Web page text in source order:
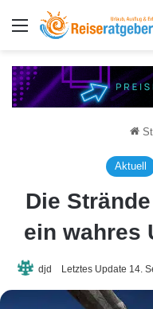
Menü
Aktuell
Die
ein wahres
djd Letztes Update 14.